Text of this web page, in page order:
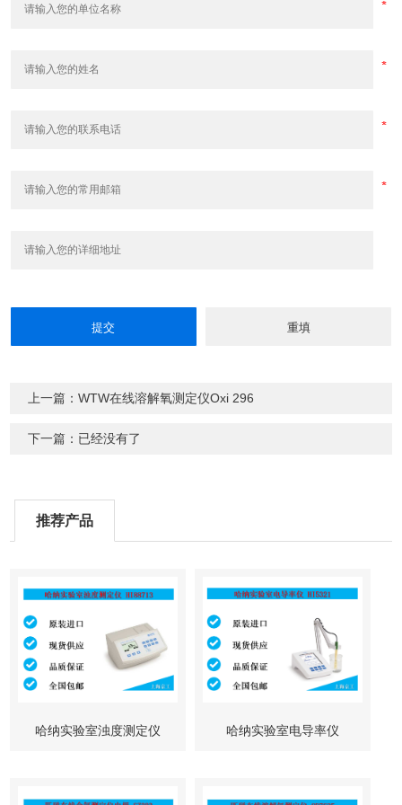
上一篇：WTW在线溶解氧测定仪Oxi 296
下一篇：已经没有了
推荐产品
哈纳实验室浊度测定仪 哈纳实验室电导率仪